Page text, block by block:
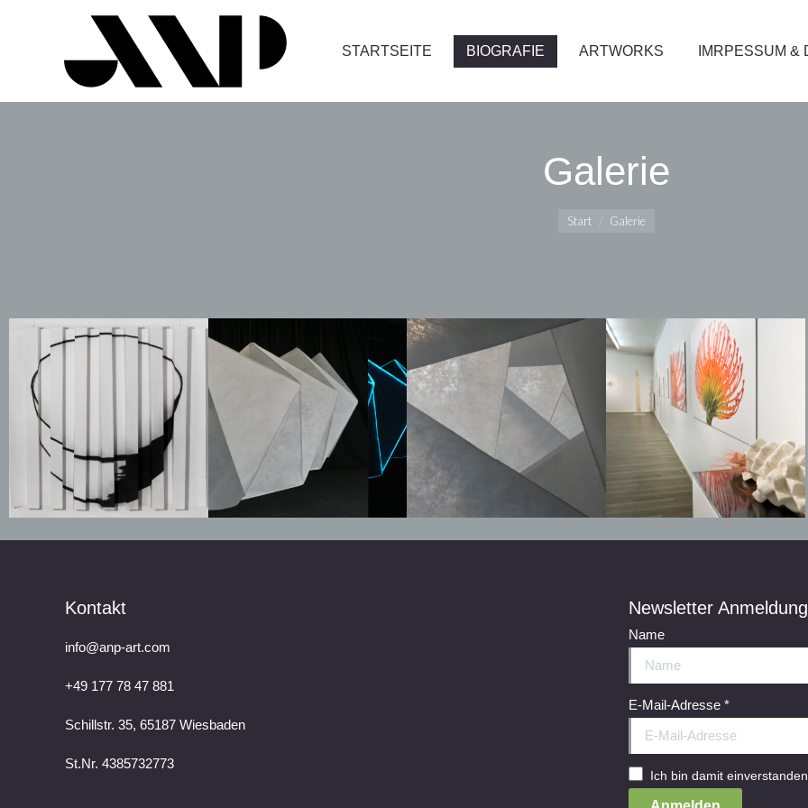
STARTSEITE BIOGRAFIE ARTWORKS IMRPESSUM &
Galerie
Start Galerie
Kontakt
info@anp-art.com
+49 177 78 47 881
Schillstr. 35, 65187 Wiesbaden
St.Nr. 4385732773
Newsletter Anmeldung
Name
E-Mail-Adresse *
Ich bin damit
BIOGRAFIE